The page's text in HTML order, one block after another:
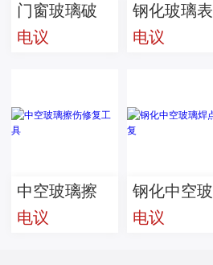
门窗玻璃破
损修复方法
电议
钢化玻璃表
面修复刮痕
电议
中空玻璃擦
伤修复工具
电议
钢化中空玻
璃焊点修复
电议